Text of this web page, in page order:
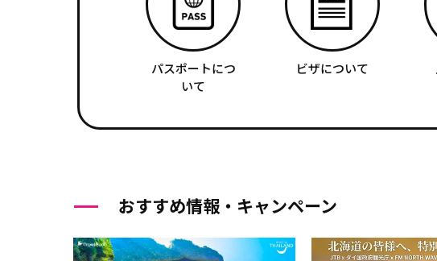
パスポートにつ
いて
ビザについて
おすすめ情報・キャンペーン